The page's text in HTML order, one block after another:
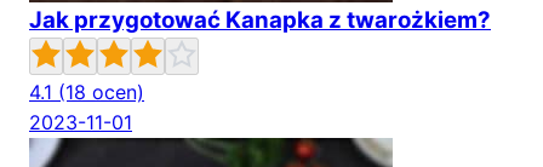
Jak przygotować Kanapka z twarożkiem?
4.1 (18 ocen)
2023-11-01